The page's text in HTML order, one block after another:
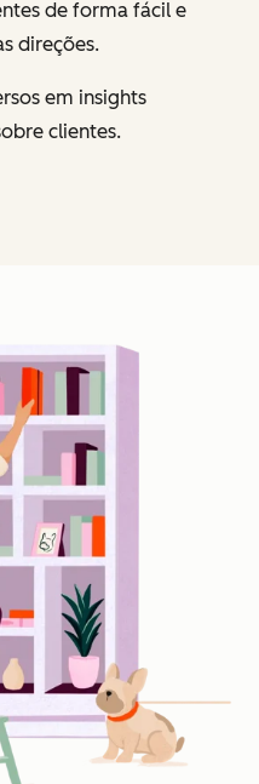
de forma fácil e
direções.
em insights
clientes.